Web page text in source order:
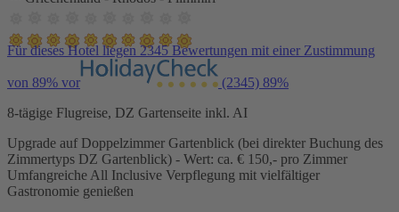
Für dieses Hotel liegen 2345 Bewertungen mit einer Zustimmung
von 89% vor (2345) 89%
8-tägige Flugreise, DZ Gartenseite inkl. AI
Upgrade auf Doppelzimmer Gartenblick (bei direkter Buchung des
Zimmertyps DZ Gartenblick) - Wert: ca. € 150,- pro Zimmer
Umfangreiche All Inclusive Verpflegung mit vielfältiger
Gastronomie genießen